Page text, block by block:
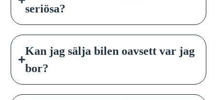
seriösa?
Kan jag sälja bilen oavsett var jag
bor?